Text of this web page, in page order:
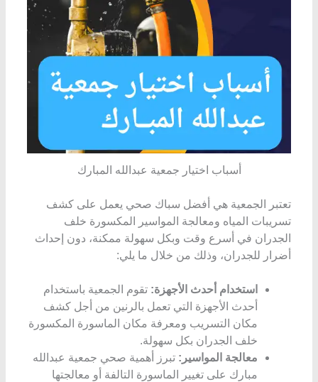
أسباب اختيار جمعية عبدالله المبارك
تعتبر الجمعية هي أفضل سباك صحي يعمل على كشف
تسريبات المياه ومعالجة المواسير المكسورة خلف
الجدران في أسرع وقت وبكل سهولة ممكنة، دون إحداث
أضرار للجدران، وذلك من خلال ما يلي:
استخدام أحدث الأجهزة: تقوم الجمعية باستخدام
أحدث الأجهزة التي تعمل بالرنين من أجل كشف
مكان التسريب ومعرفة مكان الماسورة المكسورة
خلف الجدران بكل سهولة.
معالجة المواسير: تبرز أهمية صحي جمعية عبدالله
مبارك على تغيير الماسورة التالفة أو معالجتها